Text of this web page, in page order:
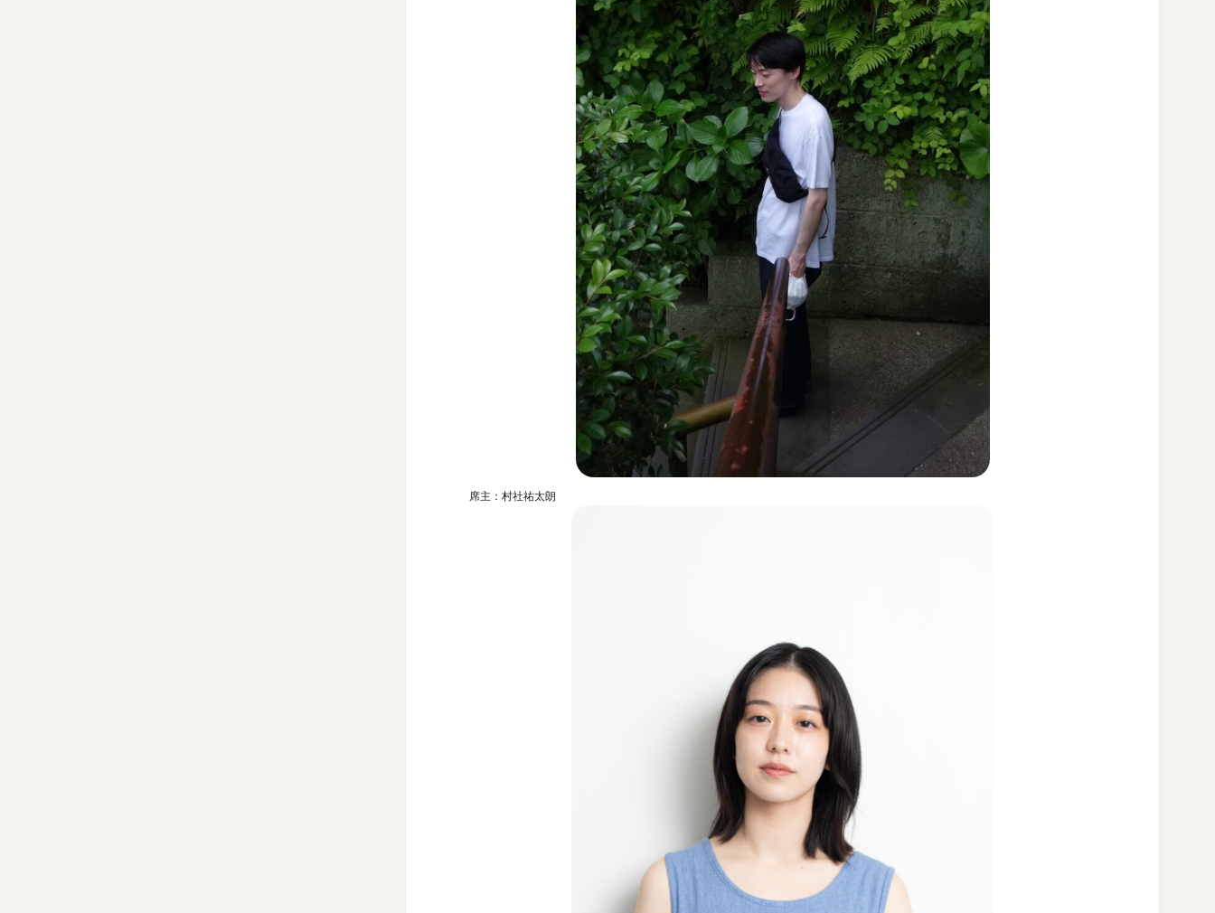
席主：村社祐太朗